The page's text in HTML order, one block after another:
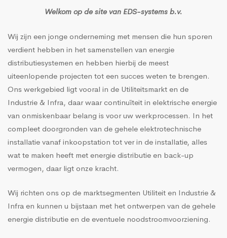
Welkom op de site van EDS-systems b.v.
Wij zijn een jonge onderneming met mensen die hun sporen
verdient hebben in het samenstellen van energie
distributiesystemen en hebben hierbij de meest
uiteenlopende projecten tot een succes weten te brengen.
Ons werkgebied ligt vooral in de Utiliteitsmarkt en de
Industrie & Infra, daar waar continuïteit in elektrische energie
van onmiskenbaar belang is voor uw werkprocessen. In het
compleet doorgronden van de gehele elektrotechnische
installatie vanaf inkoopstation tot ver in de installatie, alles
wat te maken heeft met energie distributie en back-up
vermogen, daar ligt onze kracht.
Wij richten ons op de marktsegmenten Utiliteit en Industrie &
Infra en kunnen u bijstaan met het ontwerpen van de gehele
energie distributie en de eventuele noodstroomvoorziening.